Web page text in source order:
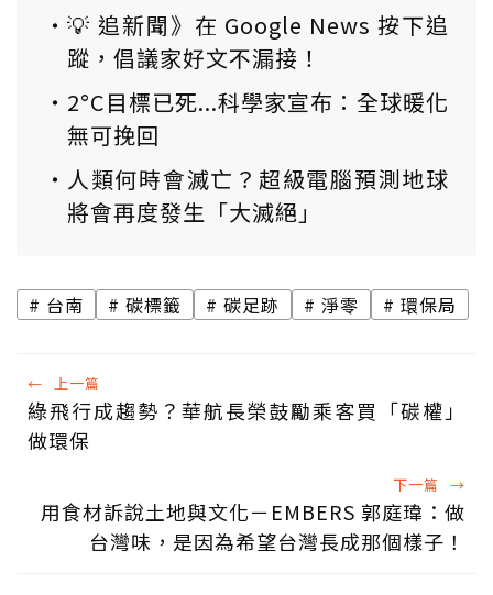
💡 追新聞》在 Google News 按下追
蹤，倡議家好文不漏接！
2°C目標已死...科學家宣布：全球暖化
無可挽回
人類何時會滅亡？超級電腦預測地球
將會再度發生「大滅絕」
台南 碳標籤 碳足跡 淨零 環保局
← 上一篇
綠飛行成趨勢？華航長榮鼓勵乘客買「碳權」
做環保
下一篇 →
用食材訴說土地與文化－EMBERS 郭庭瑋：做
台灣味，是因為希望台灣長成那個樣子！